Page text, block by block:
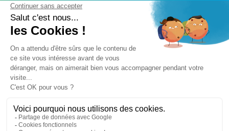
ACTUALITÉS
Mentions légales
Conditions générales de ventes